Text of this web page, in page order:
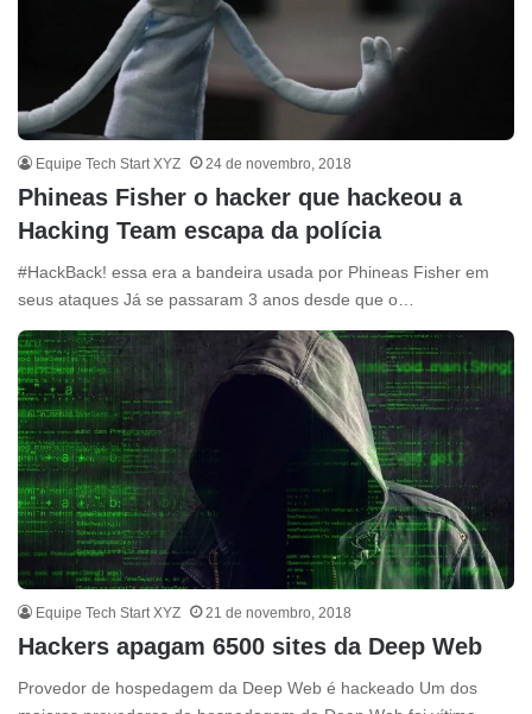
Equipe Tech Start XYZ 24 de novembro, 2018
Phineas Fisher o hacker que hackeou a
Hacking Team escapa da polícia
#HackBack! essa era a bandeira usada por Phineas Fisher em
seus ataques Já se passaram 3 anos desde que o…
Equipe Tech Start XYZ 21 de novembro, 2018
Hackers apagam 6500 sites da Deep Web
Provedor de hospedagem da Deep Web é hackeado Um dos